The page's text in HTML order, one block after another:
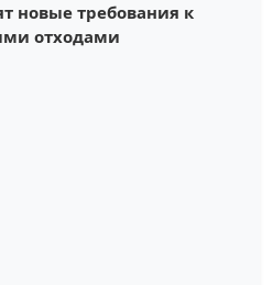
новые требования к
отходами